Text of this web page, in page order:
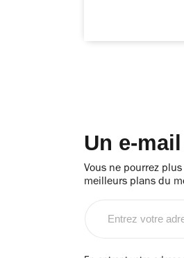
Un e-
Vous ne pourrez
meilleurs plans du